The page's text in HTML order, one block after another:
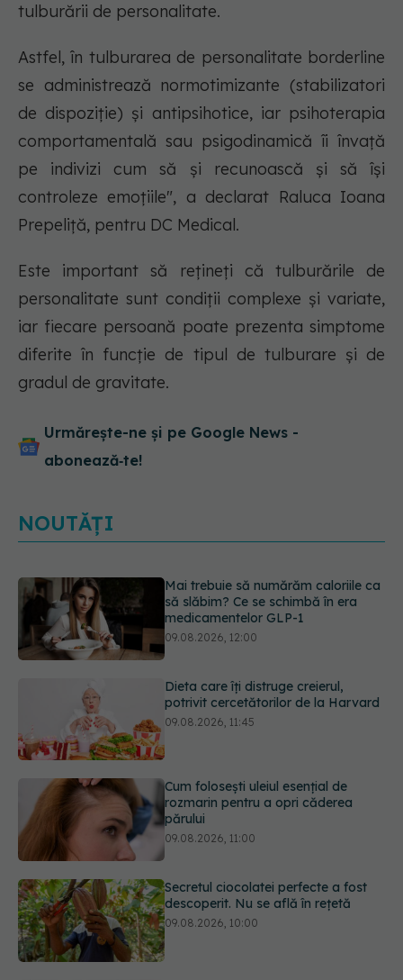
tulburării de personalitate.
Astfel, în tulburarea de personalitate borderline
se administrează normotimizante (stabilizatori
de dispoziție) și antipsihotice, iar psihoterapia
comportamentală sau psigodinamică îi învață
pe indivizi cum să și recunoască și să își
controleze emoțiile", a declarat Raluca Ioana
Prepeliță, pentru DC Medical.
Este important să rețineți că tulburările de
personalitate sunt condiții complexe și variate,
iar fiecare persoană poate prezenta simptome
diferite în funcție de tipul de tulburare și de
gradul de gravitate.
Urmărește-ne și pe Google News -
abonează‑te!
NOUTĂȚI
Dieta care îți distruge creierul,
potrivit cercetătorilor de la Harvard
09.08.2026, 11:45
Cum folosești uleiul esențial de
rozmarin pentru a opri căderea
părului
Secretul ciocolatei perfecte a fost
descoperit. Nu se află în rețetă
09.08.2026, 10:00
Plasticul pe care îl folosim zilnic,
legat de ficatul gras. Ce au
descoperit cercetătorii